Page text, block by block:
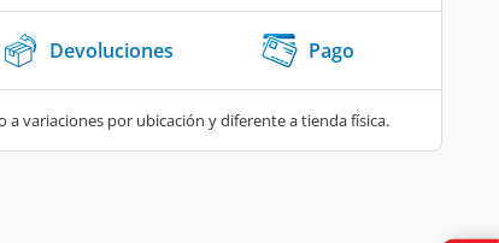
Devoluciones Pago
a variaciones por ubicación y diferente a tienda física.